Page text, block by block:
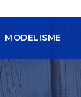
MODELISME